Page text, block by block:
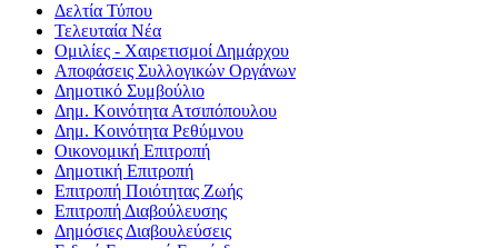
Δελτία Τύπου
Τελευταία Νέα
Ομιλίες - Χαιρετισμοί Δημάρχου
Αποφάσεις Συλλογικών Οργάνων
Δημοτικό Συμβούλιο
Δημ. Κοινότητα Ατσιπόπουλου
Δημ. Κοινότητα Ρεθύμνου
Οικονομική Επιτροπή
Δημοτική Επιτροπή
Επιτροπή Ποιότητας Ζωής
Επιτροπή Διαβούλευσης
Δημόσιες Διαβουλεύσεις